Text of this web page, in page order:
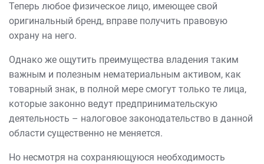
Теперь любое физическое лицо, имеющее свой
оригинальный бренд, вправе получить правовую
охрану на него.
Однако же ощутить преимущества владения таким
важным и полезным нематериальным активом, как
товарный знак, в полной мере смогут только те лица,
которые законно ведут предпринимательскую
деятельность – налоговое законодательство в данной
области существенно не меняется.
Но несмотря на сохраняющуюся необходимость